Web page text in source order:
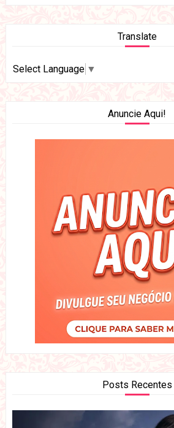
Translate
Select Language ▼
Anuncie Aqui!
Posts Recentes